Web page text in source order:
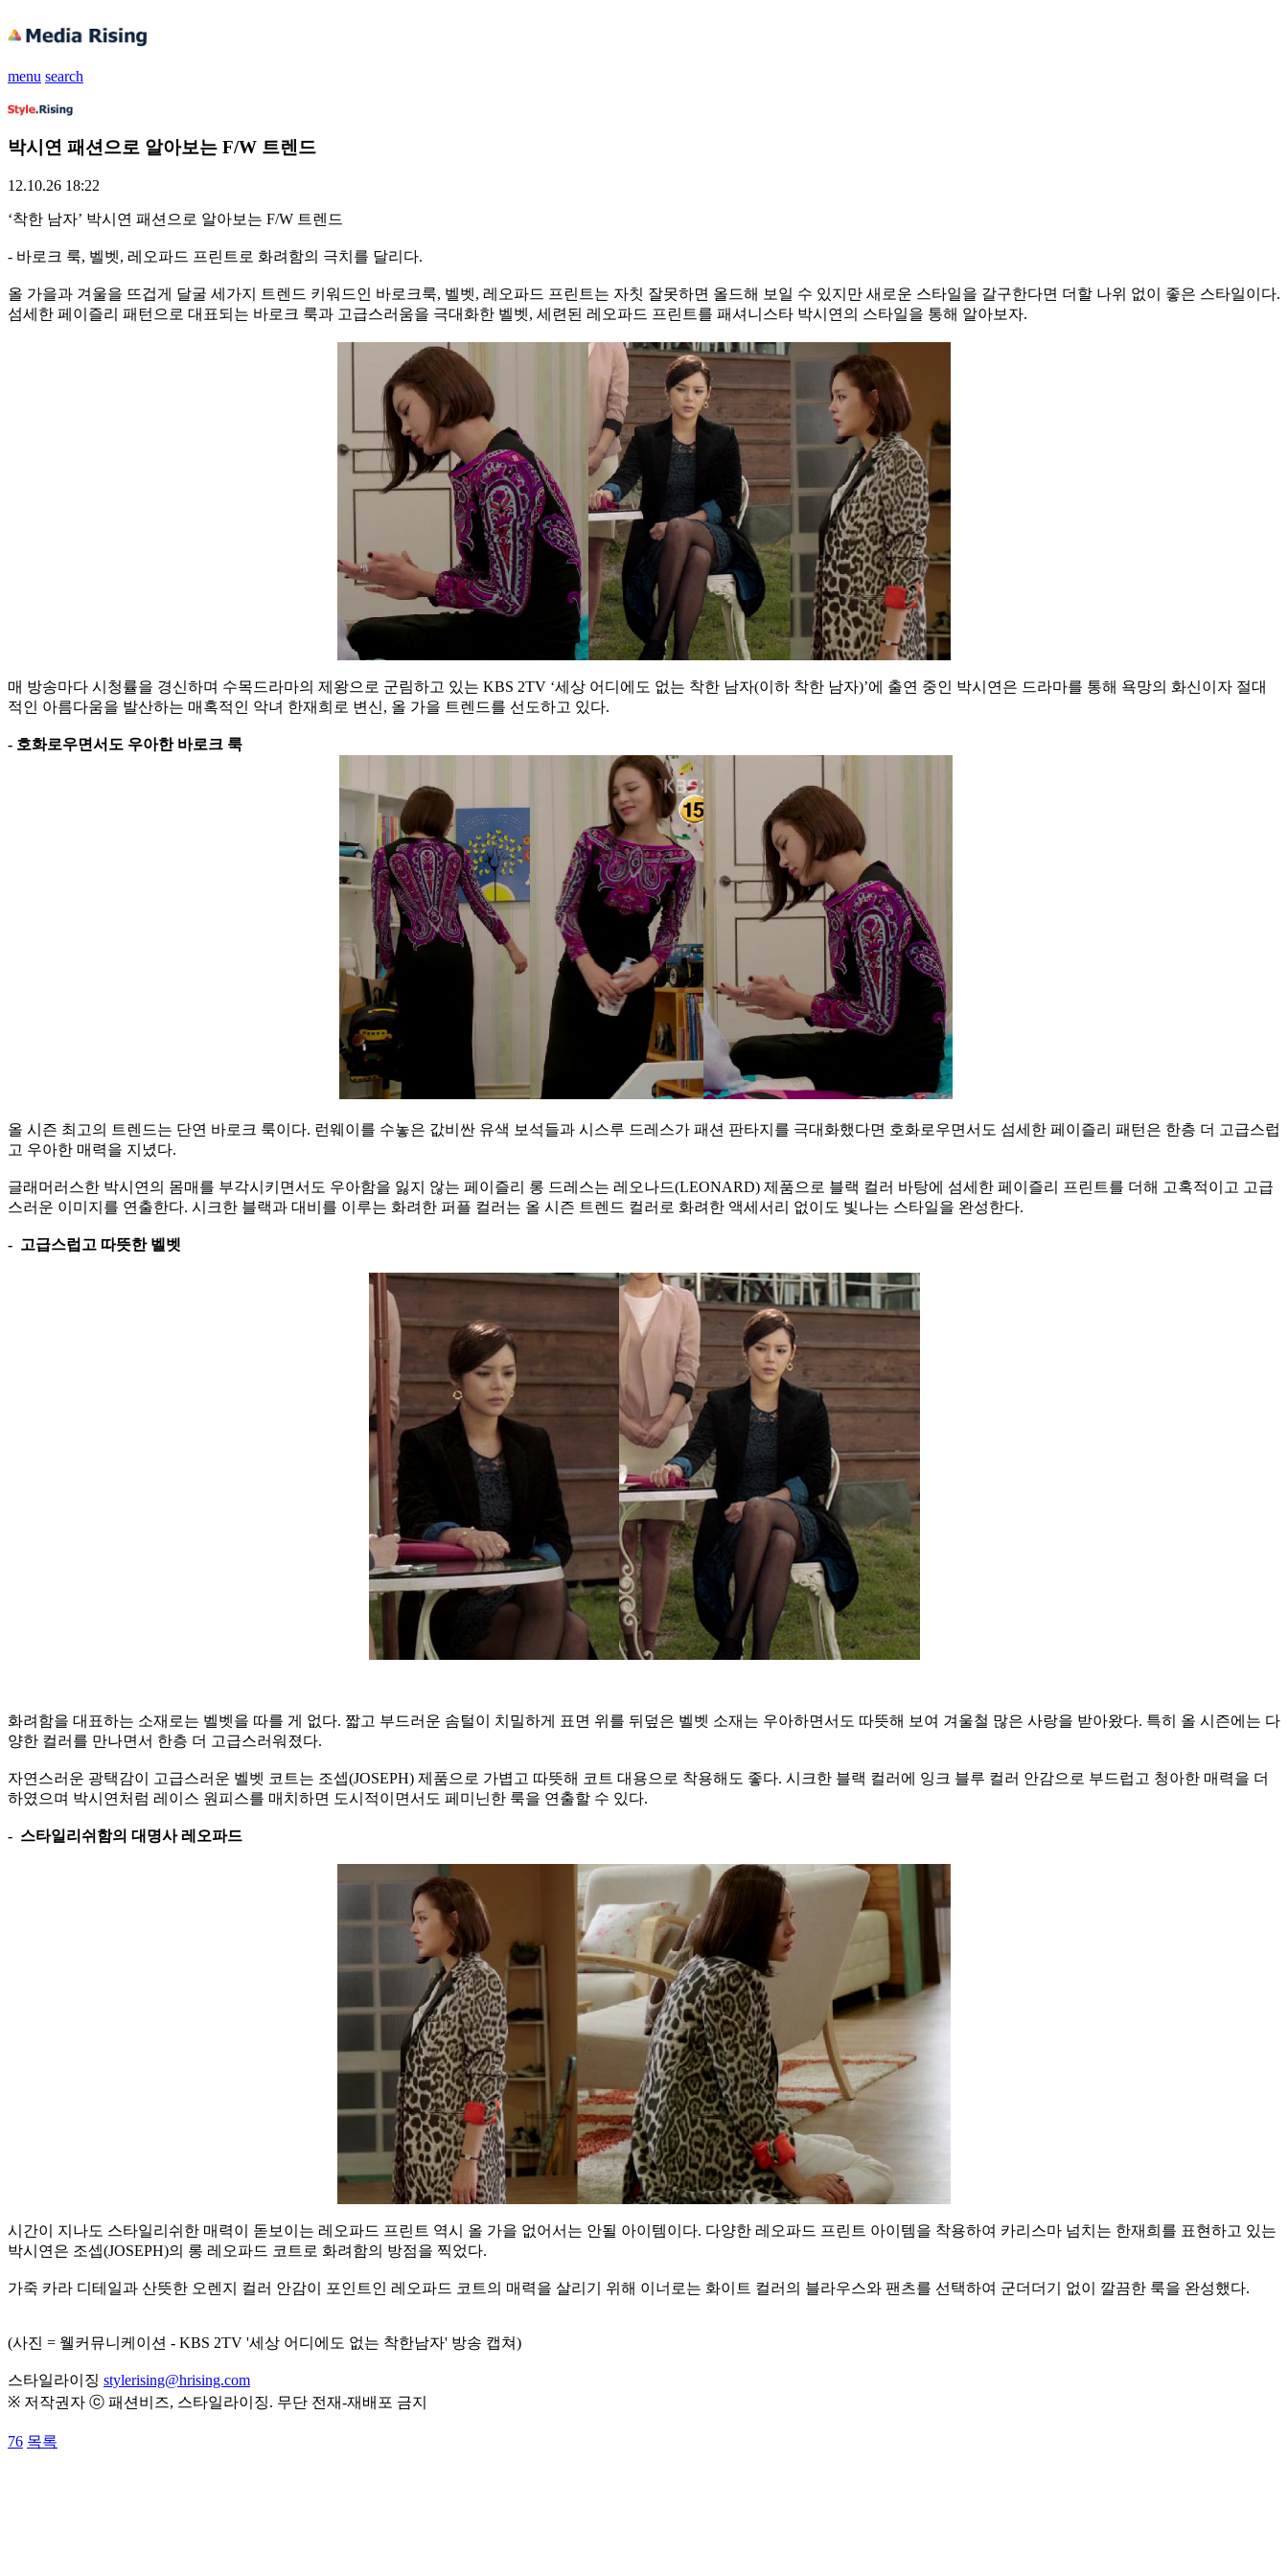
menu search
박시연 패션으로 알아보는 F/W 트렌드
12.10.26 18:22
‘착한 남자’ 박시연 패션으로 알아보는 F/W 트렌드
- 바로크 룩, 벨벳, 레오파드 프린트로 화려함의 극치를 달리다.
올 가을과 겨울을 뜨겁게 달굴 세가지 트렌드 키워드인 바로크룩, 벨벳, 레오파드 프린트는 자칫 잘못하면 올드해 보일 수 있지만 새로운 스타일을 갈구한다면 더할 나위 없이 좋은 스타일이다.
섬세한 페이즐리 패턴으로 대표되는 바로크 룩과 고급스러움을 극대화한 벨벳, 세련된 레오파드 프린트를 패셔니스타 박시연의 스타일을 통해 알아보자.
매 방송마다 시청률을 경신하며 수목드라마의 제왕으로 군림하고 있는 KBS 2TV ‘세상 어디에도 없는 착한 남자(이하 착한 남자)’에 출연 중인 박시연은 드라마를 통해 욕망의 화신이자 절대
적인 아름다움을 발산하는 매혹적인 악녀 한재희로 변신, 올 가을 트렌드를 선도하고 있다.
- 호화로우면서도 우아한 바로크 룩
올 시즌 최고의 트렌드는 단연 바로크 룩이다. 런웨이를 수놓은 값비싼 유색 보석들과 시스루 드레스가 패션 판타지를 극대화했다면 호화로우면서도 섬세한 페이즐리 패턴은 한층 더 고급스럽
고 우아한 매력을 지녔다.
글래머러스한 박시연의 몸매를 부각시키면서도 우아함을 잃지 않는 페이즐리 롱 드레스는 레오나드(LEONARD) 제품으로 블랙 컬러 바탕에 섬세한 페이즐리 프린트를 더해 고혹적이고 고급
스러운 이미지를 연출한다. 시크한 블랙과 대비를 이루는 화려한 퍼플 컬러는 올 시즌 트렌드 컬러로 화려한 액세서리 없이도 빛나는 스타일을 완성한다.
- 고급스럽고 따뜻한 벨벳
화려함을 대표하는 소재로는 벨벳을 따를 게 없다. 짧고 부드러운 솜털이 치밀하게 표면 위를 뒤덮은 벨벳 소재는 우아하면서도 따뜻해 보여 겨울철 많은 사랑을 받아왔다. 특히 올 시즌에는 다
양한 컬러를 만나면서 한층 더 고급스러워졌다.
자연스러운 광택감이 고급스러운 벨벳 코트는 조셉(JOSEPH) 제품으로 가볍고 따뜻해 코트 대용으로 착용해도 좋다. 시크한 블랙 컬러에 잉크 블루 컬러 안감으로 부드럽고 청아한 매력을 더
하였으며 박시연처럼 레이스 원피스를 매치하면 도시적이면서도 페미닌한 룩을 연출할 수 있다.
- 스타일리쉬함의 대명사 레오파드
시간이 지나도 스타일리쉬한 매력이 돋보이는 레오파드 프린트 역시 올 가을 없어서는 안될 아이템이다. 다양한 레오파드 프린트 아이템을 착용하여 카리스마 넘치는 한재희를 표현하고 있는
박시연은 조셉(JOSEPH)의 롱 레오파드 코트로 화려함의 방점을 찍었다.
가죽 카라 디테일과 산뜻한 오렌지 컬러 안감이 포인트인 레오파드 코트의 매력을 살리기 위해 이너로는 화이트 컬러의 블라우스와 팬츠를 선택하여 군더더기 없이 깔끔한 룩을 완성했다.
(사진 = 웰커뮤니케이션 - KBS 2TV '세상 어디에도 없는 착한남자' 방송 캡쳐)
스타일라이징 stylerising@hrising.com
※ 저작권자 ⓒ 패션비즈, 스타일라이징. 무단 전재-재배포 금지
76 목록